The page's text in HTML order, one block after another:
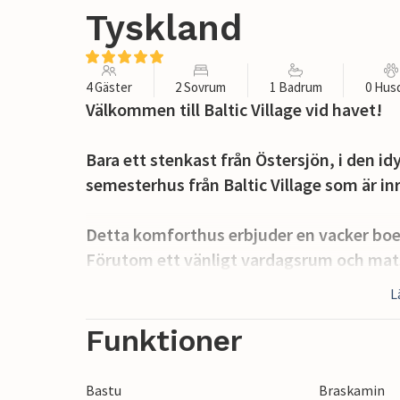
Tyskland
4 Gäster 2 Sovrum 1 Badrum 0
Välkommen till Baltic Village vid havet!
Bara ett stenkast från Östersjön, i den
semesterhus från Baltic Village som är
Detta komforthus erbjuder en vacker
Förutom ett vänligt vardagsrum och
ett duschrum med bastu och en
Det ena sovrummet är utrustat med en
Det öppna köket är utrustat med
Funktioner
Bastu Braskamin